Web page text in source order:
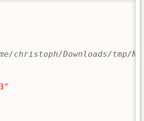
christoph/Downloads/tmp/